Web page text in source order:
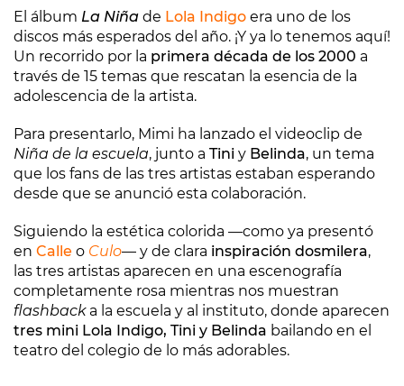
El álbum La Niña de Lola Indigo era uno de los
discos más esperados del año. ¡Y ya lo tenemos aquí!
Un recorrido por la primera década de los 2000 a
través de 15 temas que rescatan la esencia de la
adolescencia de la artista.
Para presentarlo, Mimi ha lanzado el videoclip de
Niña de la escuela, junto a Tini y Belinda, un tema
que los fans de las tres artistas estaban esperando
desde que se anunció esta colaboración.
Siguiendo la estética colorida —como ya presentó
en Calle o Culo— y de clara inspiración dosmilera,
las tres artistas aparecen en una escenografía
completamente rosa mientras nos muestran
flashback a la escuela y al instituto, donde aparecen
tres mini Lola Indigo, Tini y Belinda bailando en el
teatro del colegio de lo más adorables.